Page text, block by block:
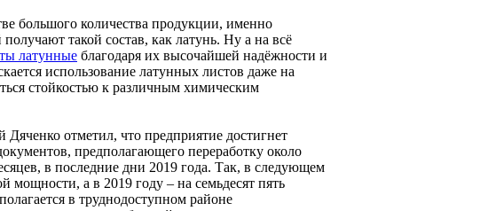
большого количества продукции, именно
такой состав, как латунь. Ну а на всё
латунные благодаря их высочайшей надёжности и
использование латунных листов даже на
стойкостью к различным химическим
отметил, что предприятие достигнет
предполагающего переработку около
в последние дни 2019 года. Так, в следующем
мощности, а в 2019 году – на семьдесят пять
в труднодоступном районе